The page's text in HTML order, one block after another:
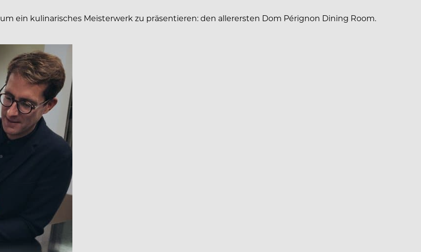
ein kulinarisches Meisterwerk zu präsentieren: den allerersten Dom Pérignon Dining Room.